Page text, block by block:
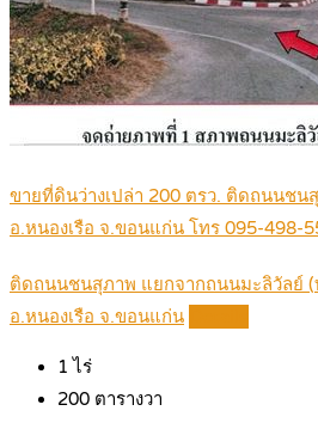
ขายที่ดินว่างเปล่า 200 ตรว. ติดถนนชน
อ.หนองเรือ จ.ขอนแก่น โทร 095-498-
ติดถนนชนสุภาพ แยกจากถนนมะลิวัลย์ (
อ.หนองเรือ จ.ขอนแก่น
1 ไร่
200 ตารางวา